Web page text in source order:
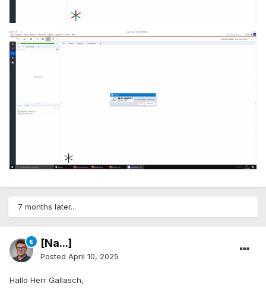
7 months later...
[Na...]
Posted April 10, 2025
Hallo Herr Gallasch,